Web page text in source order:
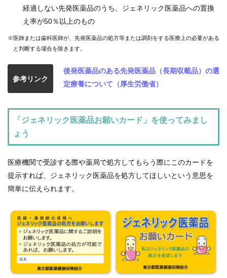
経過しない先発医薬品のうち、ジェネリック医薬品への置換
え率が50％以上のもの
※医師または歯科医師が、先発医薬品の処方等または調剤をする医療上の必要がある
と判断する場合を除きます。
参考リンク
後発医薬品のある先発医薬品（長期収載品）の選
定療養について（厚生労働省）
「ジェネリック医薬品お願いカード」を使ってみまし
ょう
医療機関で受診する際や薬局で処方してもらう際にこのカードを
提示すれば、ジェネリック医薬品を処方してほしいという意思を
簡単に伝えられます。